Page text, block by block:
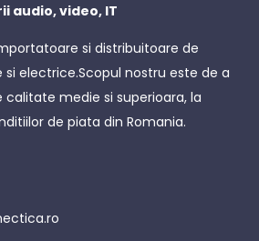
audio, video, IT
si distribuitoare de
electrice.Scopul nostru este de a
medie si superioara, la
de piata din Romania.